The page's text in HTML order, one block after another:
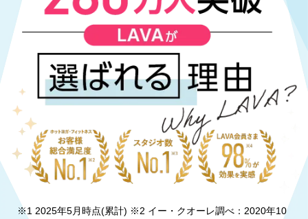
※1 2025年5月時点(累計) ※2 イー・クオーレ調べ：2020年10